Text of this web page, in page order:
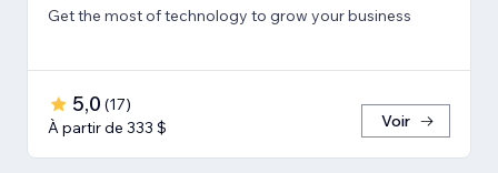
Get the most of technology to grow your business
5,0 (17)
À partir de 333 $
Voir